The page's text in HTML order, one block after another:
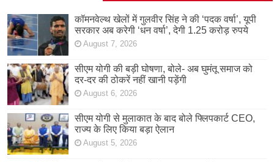
कॉमनवेल्थ खेलों में गुलवीर सिंह ने की ‘पदक वर्षा’, यूपी
सरकार अब करेगी ‘धन वर्षा’, देगी 1.25 करोड़ रुपये
August 7, 2026
सीएम योगी की बड़ी घोषणा, बोले- अब घुमंतू समाज को
दर-दर की ठोकरें नहीं खानी पड़ेंगी
August 6, 2026
सीएम योगी से मुलाकात के बाद बोले फ्लिपकार्ट CEO,
राज्य के लिए किया बड़ा ऐलान
August 5, 2026